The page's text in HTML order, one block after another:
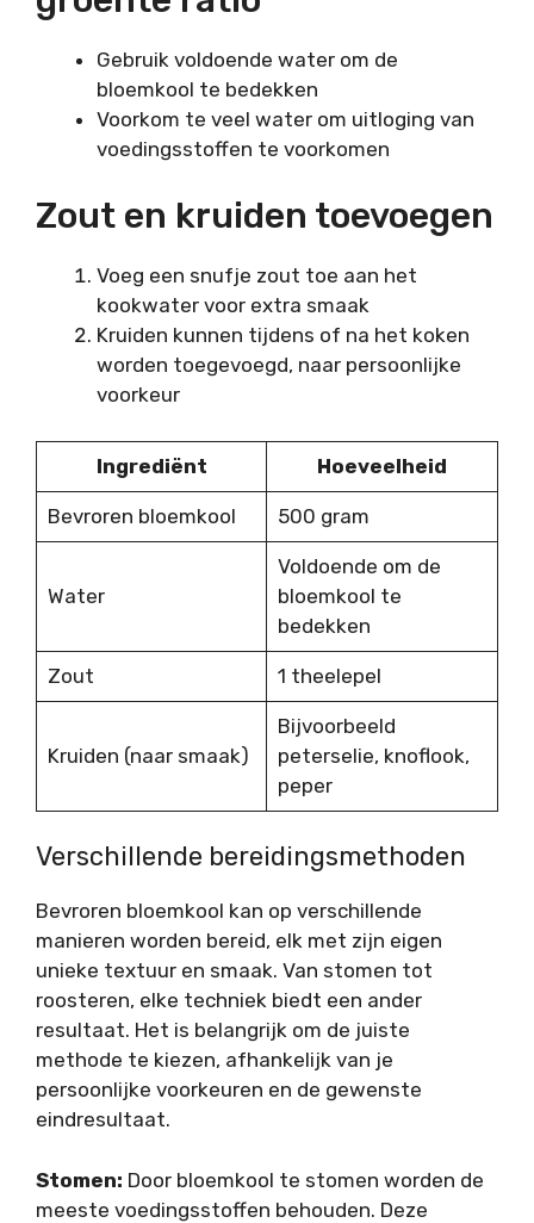
Gebruik voldoende water om de
bloemkool te bedekken
Voorkom te veel water om uitloging van
voedingsstoffen te voorkomen
Zout en kruiden toevoegen
Voeg een snufje zout toe aan het
kookwater voor extra smaak
Kruiden kunnen tijdens of na het koken
worden toegevoegd, naar persoonlijke
voorkeur
Ingrediënt Hoeveelheid
Bevroren bloemkool 500 gram
Water
Voldoende om de
bloemkool te
bedekken
Zout 1 theelepel
Kruiden (naar smaak)
Bijvoorbeeld
peterselie, knoflook,
peper
Verschillende bereidingsmethoden
Bevroren bloemkool kan op verschillende
manieren worden bereid, elk met zijn eigen
unieke textuur en smaak. Van stomen tot
roosteren, elke techniek biedt een ander
resultaat. Het is belangrijk om de juiste
methode te kiezen, afhankelijk van je
persoonlijke voorkeuren en de gewenste
eindresultaat.
Stomen: Door bloemkool te stomen worden de
meeste voedingsstoffen behouden. Deze